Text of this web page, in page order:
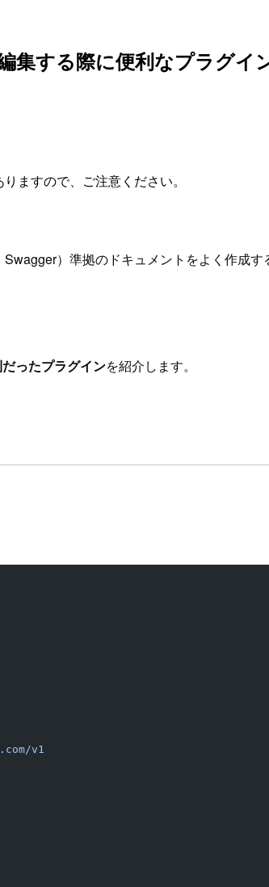
する際に便利なプラグイ
ますので、ご注意ください。
Swagger）準拠のドキュメントをよく作成
ったプラグインを紹介します。
v1